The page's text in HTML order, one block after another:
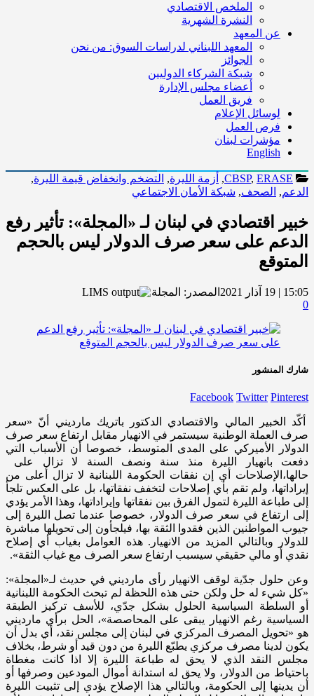
الملخص الاقتصادي
النشرة الشهرية
عن المعهد
المعهد اللبناني لدراسات السوق: من نحن
الجوائز
شبكة الشركاء الدوليين
أعضاء مجلس الإدارة
فريق العمل
لوسائل الإعلام
فرص العمل
مؤشرات لبنان
English
CBSP, ERASE
, أزمة الليرة, التضخم وانخفاض قيمة الليرة,
الدعم, الصحف, شبكة الأمان الاجتماعي
خبير اقتصادي في لبنان لـ «المجلة»: تأثير رفع
الدعم على سعر صرف الدولار ليس بالحجم
المتوقع
15:05 | 19 آذار 2021 المصدر: المجلة
0
شارك المنشور
Facebook Twitter Pinterest
أكّد الخبير المالي والاقتصادي الدكتور باتريك مارديني أنّ «سعر
صرف العملة الوطنية سيستمر في الانهيار مقابل ارتفاع سعر صرف
الدولار الأميركي على المدى المتوسط، خصوصا أن الأسباب التي
دفعت بانهيار الليرة منذ سنة ونصف السنة لا تزال على
حالها، الإصلاحات أي إن نفقات الحكومة اللبنانية لا تزال أعلى من
إيراداتها، ولم تقم بأي إصلاحات لتخفف نفقاتها، بل على العكس تلجأ
إلى طباعة الليرة لتمول الفرق بين نفقاتها وإيراداتها، وهذا الأمر يؤدي
إلى ارتفاع في سعر صرف الدولار، خصوصا عندما تصل الليرة إلى
جيوب المواطنين الذين فقدوا الثقة بها، فيلجأون إلى تحويلها مباشرة
للدولار وبالتالي المزيد من الانهيار. هذه العوامل بغياب أي إصلاح
نقدي أو مالي حقيقي سيسبب ارتفاع سعر الصرف مع غياب الثقة».
وعن حلول جدّية لوقف الانهيار رأى مارديني في حديث لـ«المجلة»:
«كل شيء له حل ولكن حتى هذه اللحظة لم تبحث الحكومة اللبنانية
أو السلطة السياسية الحلول بشكل جدّي، للأسف تركيز الطبقة
السياسية رغم الانهيار يبقى على المحاصصة»، الحل برأي مارديني
هو «تحويل المصرف المركزي في لبنان إلى مجلس نقد، أي بدل أن
يكون لدينا مصرف مركزي يطبّع الليرة من دون قيد أو شرط، بخلاف
مجلس النقد الذي لا يحق له طباعة الليرة إلا اذا كانت مغطاة
باحتياط من الدولار، ولا يحق له استدانة أموال المودعين وصرفها أو
أن يدينها إلى الحكومة، وبالتالي هذا الإصلاح يؤدي إلى تثبيت الليرة